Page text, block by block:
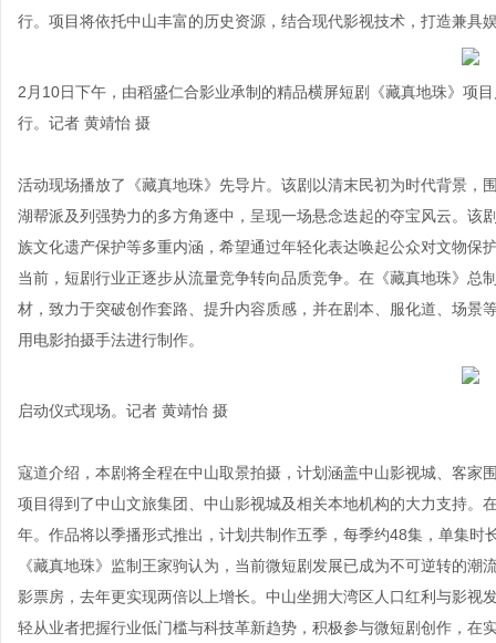
行。项目将依托中山丰富的历史资源，结合现代影视技术，打造兼具
2月10日下午，由稻盛仁合影业承制的精品横屏短剧《藏真地珠》项
行。记者 黄靖怡 摄
活动现场播放了《藏真地珠》先导片。该剧以清末民初为时代背景，
湖帮派及列强势力的多方角逐中，呈现一场悬念迭起的夺宝风云。该
族文化遗产保护等多重内涵，希望通过年轻化表达唤起公众对文物保
当前，短剧行业正逐步从流量竞争转向品质竞争。在《藏真地珠》
材，致力于突破创作套路、提升内容质感，并在剧本、服化道、场景
用电影拍摄手法进行制作。
启动仪式现场。记者 黄靖怡 摄
寇道介绍，本剧将全程在中山取景拍摄，计划涵盖中山影视城、客家
项目得到了中山文旅集团、中山影视城及相关本地机构的大力支持。
年。作品将以季播形式推出，计划共制作五季，每季约48集，单集时
《藏真地珠》监制王家驹认为，当前微短剧发展已成为不可逆转的
影票房，去年更实现两倍以上增长。中山坐拥大湾区人口红利与影视
轻从业者把握行业低门槛与科技革新趋势，积极参与微短剧创作，在